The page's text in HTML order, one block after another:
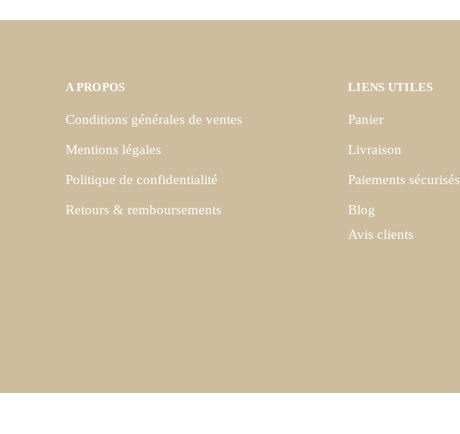
A PROPOS
Conditions générales de ventes
Mentions légales
Politique de confidentialité
Retours & remboursements
LIENS UTILES
Panier
Livraison
Paiements sécurisés
Blog
Avis clients